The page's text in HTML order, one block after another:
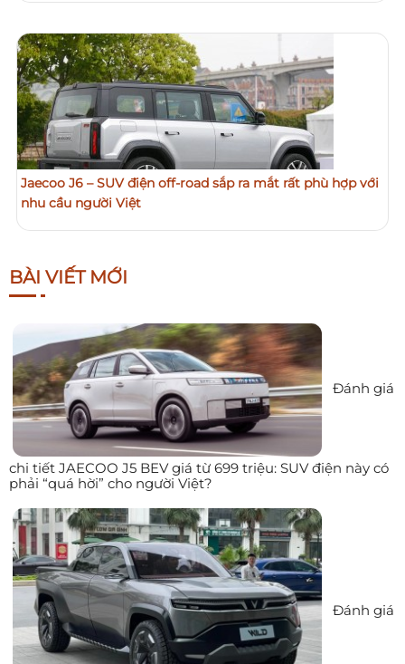
Jaecoo J6 – SUV điện off-road sắp ra mắt rất phù hợp với
nhu cầu người Việt
BÀI VIẾT MỚI
Đánh giá
chi tiết JAECOO J5 BEV giá từ 699 triệu: SUV điện này có
phải “quá hời” cho người Việt?
Đánh giá